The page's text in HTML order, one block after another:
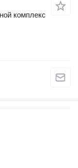
комплекс